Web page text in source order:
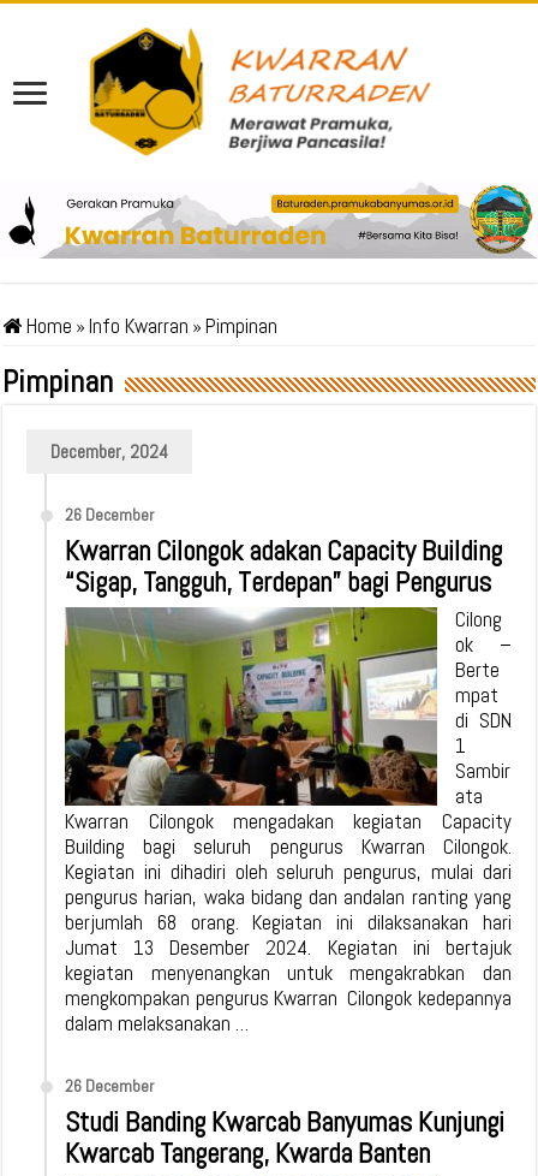
Home »Info Kwarran »Pimpinan
Pimpinan
December, 2024
26 December
Kwarran Cilongok adakan Capacity Building
“Sigap, Tangguh, Terdepan” bagi Pengurus
Cilong
ok –
Berte
mpat
di SDN
1
Sambir
ata
Kwarran Cilongok mengadakan kegiatan Capacity
Building bagi seluruh pengurus Kwarran Cilongok.
Kegiatan ini dihadiri oleh seluruh pengurus, mulai dari
pengurus harian, waka bidang dan andalan ranting yang
berjumlah 68 orang. Kegiatan ini dilaksanakan hari
Jumat 13 Desember 2024. Kegiatan ini bertajuk
kegiatan menyenangkan untuk mengakrabkan dan
mengkompakan pengurus Kwarran Cilongok kedepannya
dalam melaksanakan …
26 December
Studi Banding Kwarcab Banyumas Kunjungi
Kwarcab Tangerang, Kwarda Banten